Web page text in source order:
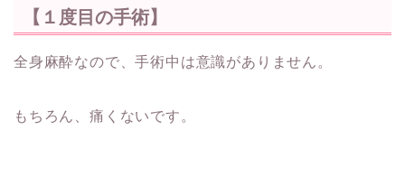
【１度目の手術】
全身麻酔なので、手術中は意識がありません。
もちろん、痛くないです。